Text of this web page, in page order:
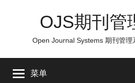
OJS期刊管
Open Journal Systems 期刊管理
菜单